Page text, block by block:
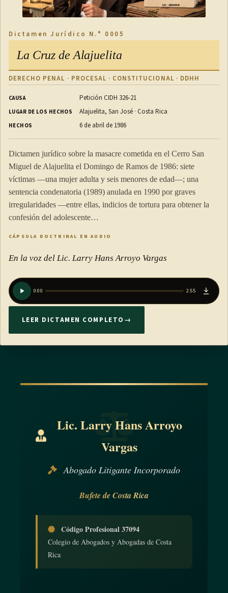
Dictamen Jurídico N.° 0005
La Cruz de Alajuelita
DERECHO PENAL · PROCESAL · CONSTITUCIONAL · DDHH
CAUSA Petición CIDH 326-21
LUGAR DE LOS HECHOS Alajuelita, San José · Costa Rica
HECHOS 6 de abril de 1986
Dictamen jurídico sobre la masacre cometida en el Cerro San
Miguel de Alajuelita el Domingo de Ramos de 1986: siete
víctimas —una mujer adulta y seis menores de edad—; una
sentencia condenatoria (1989) anulada en 1990 por graves
irregularidades —entre ellas, indicios de tortura para obtener la
confesión del adolescente…
CÁPSULA DOCTRINAL EN AUDIO
En la voz del Lic. Larry Hans Arroyo Vargas
0:00 2:55
LEER DICTAMEN COMPLETO →
Lic. Larry Hans Arroyo
Vargas
Abogado Litigante Incorporado
Bufete de Costa Rica
Código Profesional 37094
Colegio de Abogados y Abogadas de Costa
Rica